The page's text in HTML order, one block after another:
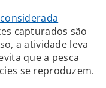
capturados são
a atividade leva
que a pesca
se reproduzem.